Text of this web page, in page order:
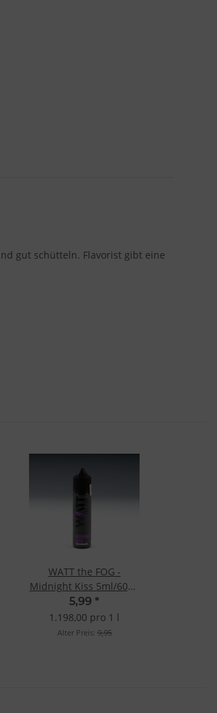
gut schütteln. Flavorist gibt eine
WATT the FOG -
Midnight Kiss 5ml/60ml
Longfill-Aroma
5,99 *
1.198,00 pro 1 l
Alter Preis: 9,95